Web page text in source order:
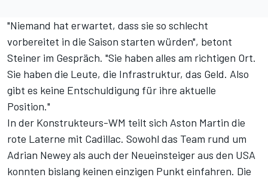
"Niemand hat erwartet, dass sie so schlecht
vorbereitet in die Saison starten würden", betont
Steiner im Gespräch. "Sie haben alles am richtigen Ort.
Sie haben die Leute, die Infrastruktur, das Geld. Also
gibt es keine Entschuldigung für ihre aktuelle
Position."
In der Konstrukteurs-WM teilt sich Aston Martin die
rote Laterne mit Cadillac. Sowohl das Team rund um
Adrian Newey als auch der Neueinsteiger aus den USA
konnten bislang keinen einzigen Punkt einfahren. Die